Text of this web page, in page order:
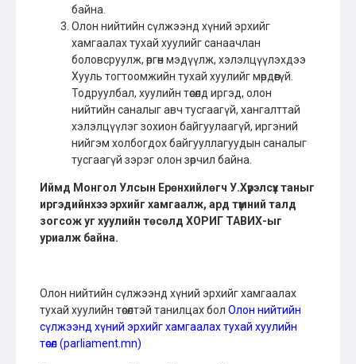
байна.
Олон нийтийн сүлжээнд хүний эрхийг
хамгаалах тухай хуулийг санаачлан
боловсруулж, өргөн мэдүүлж, хэлэлцүүлэхдээ
Хууль тогтоомжийн тухай хуулийг мөрдөөгүй.
Тодруулбал, хуулийн төсөлд иргэд, олон
нийтийн саналыг авч тусгаагүй, хангалттай
хэлэлцүүлэг зохион байгуулаагүй, иргэний
нийгэм холбогдох байгууллагуудын саналыг
тусгаагүй зэрэг олон зөрчил байна.
Иймд Монгол Улсын Ерөнхийлөгч У.Хүрэлсүх таныг
иргэдийнхээ эрхийг хамгаалж, ард түмний талд
зогсож уг хуулийн төсөлд ХОРИГ ТАВИХ-ыг
уриалж байна.
Олон нийтийн сүлжээнд хүний эрхийг хамгаалах
тухай хуулийн төсөлтэй танилцах бол Олон нийтийн
сүлжээнд хүний эрхийг хамгаалах тухай хуулийн
төсөл (parliament.mn)